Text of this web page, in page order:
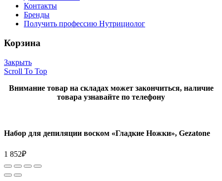
Контакты
Бренды
Получить профессию Нутрициолог
Корзина
Закрыть
Scroll To Top
Внимание товар на складах может закончиться, наличие
товара узнавайте по телефону
Набор для депиляции воском «Гладкие Ножки», Gezatone
1 852₽